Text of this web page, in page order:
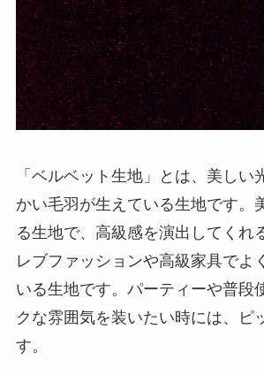
「ベルベット生地」とは、美しい
かい毛羽が生えている生地です。
る生地で、高級感を演出してくれ
レブファッションや高級家具でよ
いる生地です。パーティーや普段
クな雰囲気を装いたい時には、ピ
す。